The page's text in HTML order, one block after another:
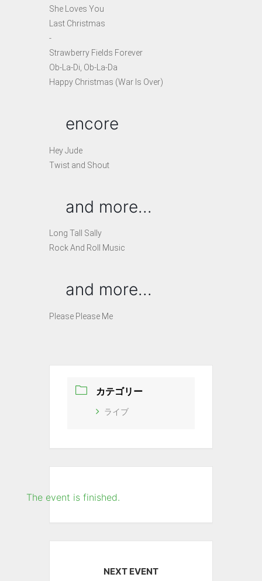
She Loves You
Last Christmas
-
Strawberry Fields Forever
Ob-La-Di, Ob-La-Da
Happy Christmas (War Is Over)
encore
Hey Jude
Twist and Shout
and more...
Long Tall Sally
Rock And Roll Music
and more...
Please Please Me
カテゴリー
ライブ
The event is finished.
NEXT EVENT